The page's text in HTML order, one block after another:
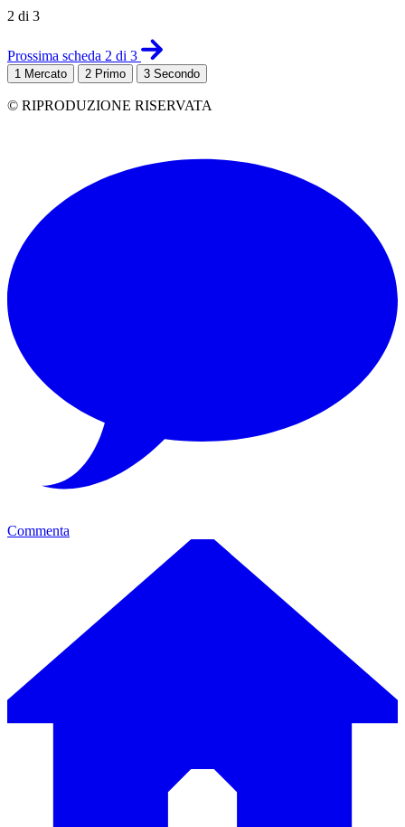
2 di 3
Prossima scheda 2 di 3
1 Mercato 2 Primo 3 Secondo
© RIPRODUZIONE RISERVATA
Commenta